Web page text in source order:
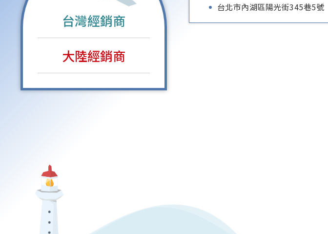
台灣經銷商
大陸經銷商
台北市內湖區陽光街345巷5號